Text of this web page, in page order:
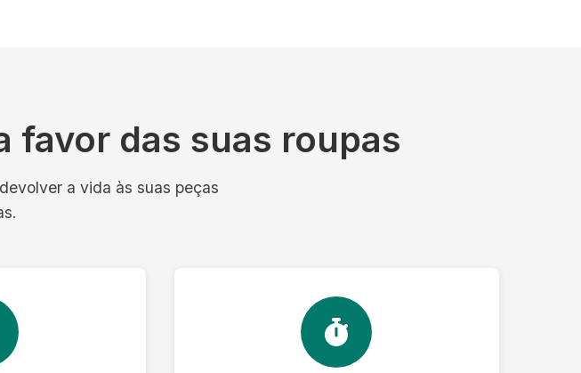
favor das suas roupas
a vida às suas peças